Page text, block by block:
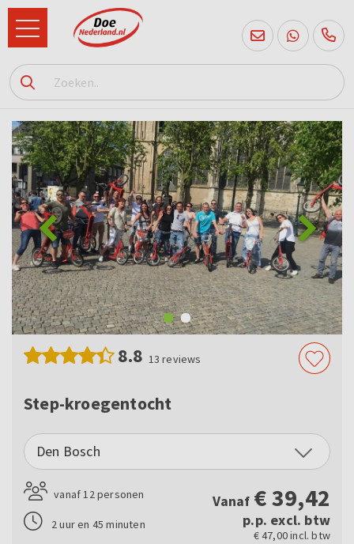
085
760
2556
8.8 13 reviews
Step-kroegentocht
Den Bosch
vanaf 12 personen
2 uur en 45 minuten
Vanaf €39,42
p.p. excl. btw
€ 47,00 incl. btw